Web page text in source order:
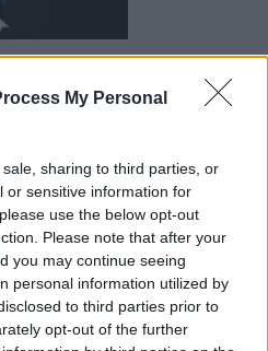
My Personal
sharing to third parties, or
or sensitive information for
use the below opt-out
Please note that after your
you may continue seeing
personal information utilized by
to third parties prior to
opt-out of the further